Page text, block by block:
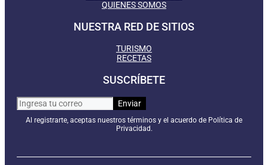
QUIENES SOMOS
NUESTRA RED DE SITIOS
TURISMO
RECETAS
SUSCRÍBETE
Al registrarte, aceptas nuestros términos y el acuerdo de Política de
Privacidad.